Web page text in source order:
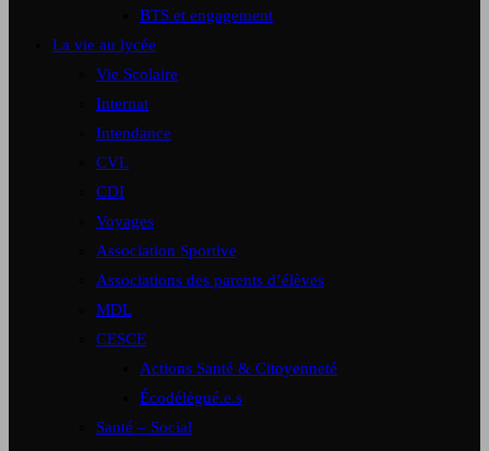
BTS et engagement
La vie au lycée
Vie Scolaire
Internat
Intendance
CVL
CDI
Voyages
Association Sportive
Associations des parents d’élèves
MDL
CESCE
Actions Santé & Citoyenneté
Écodélégué.e.s
Santé – Social